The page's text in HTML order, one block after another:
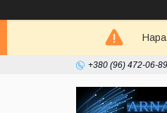
+380 (96) 472-06-89